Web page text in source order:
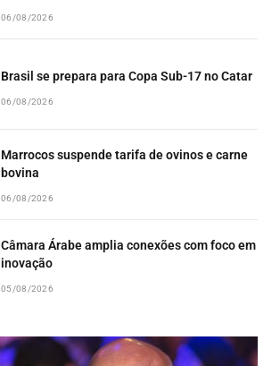
06/08/2026
Brasil se prepara para Copa Sub-17 no Catar
06/08/2026
Marrocos suspende tarifa de ovinos e carne
bovina
06/08/2026
Câmara Árabe amplia conexões com foco em
inovação
05/08/2026